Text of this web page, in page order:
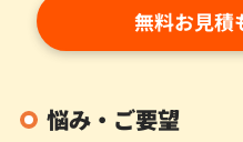
無料お見積
悩み・ご要望